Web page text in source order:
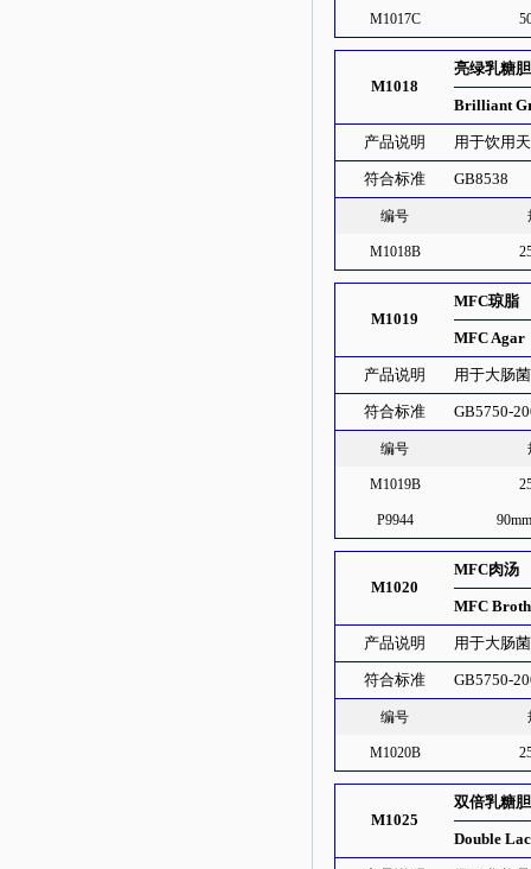
M1017C
M1018
亮绿乳糖
Brilliant
产品说明 用于饮用
符合标准 GB8538
编号
M1018B
M1019
MFC琼脂
MFC Agar
产品说明 用于大肠
符合标准 GB5750-
编号
M1019B
P9944
M1020
MFC肉汤
MFC Broth
产品说明 用于大肠
符合标准 GB5750-
编号
M1020B
M1025
双倍乳糖
Double